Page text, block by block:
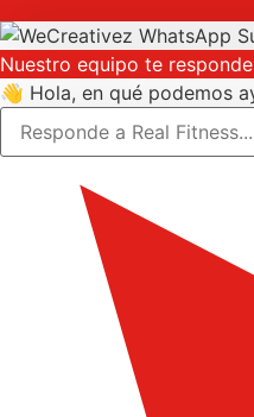
Nuestro equipo te
👋 Hola, en qué podemos